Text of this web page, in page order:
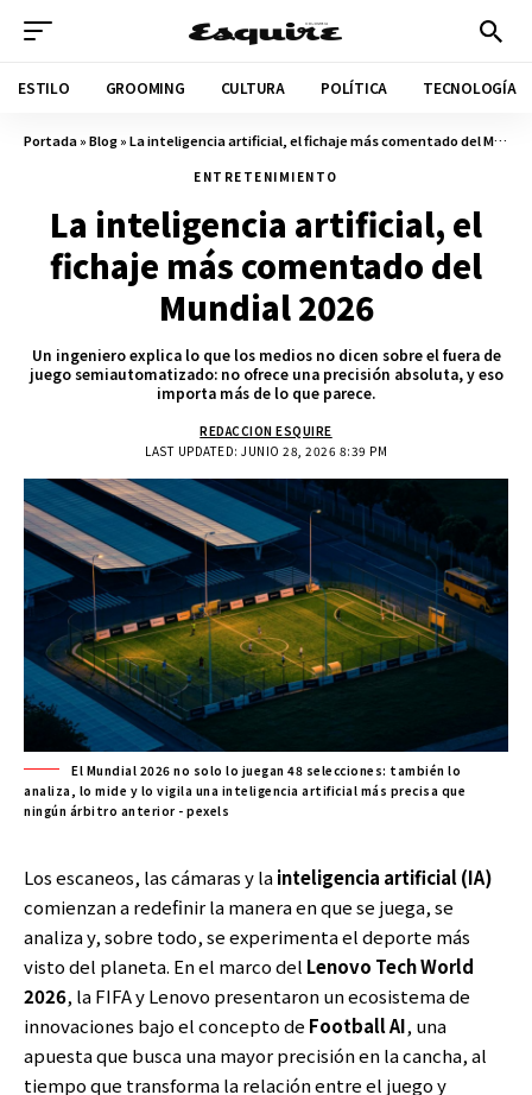
ESTILO GROOMING CULTURA POLÍTICA TECNOLOGÍA
Portada»Blog»La inteligencia artificial, el fichaje más comentado del Mundial 2026
ENTRETENIMIENTO
La inteligencia artificial, el
fichaje más comentado del
Mundial 2026
Un ingeniero explica lo que los medios no dicen sobre el fuera de
juego semiautomatizado: no ofrece una precisión absoluta, y eso
importa más de lo que parece.
LAST UPDATED: JUNIO 28, 2026 8:39 PM
REDACCION ESQUIRE
El Mundial 2026 no solo lo juegan 48 selecciones: también lo
analiza, lo mide y lo vigila una inteligencia artificial más precisa que
ningún árbitro anterior - pexels
Los escaneos, las cámaras y lainteligencia artificial (IA)
comienzan a redefinir la manera en que se juega, se
analiza y, sobre todo, se experimenta el deporte más
visto del planeta. En el marco del Lenovo Tech World
2026, la FIFA y Lenovo presentaron un ecosistema de
innovaciones bajo el concepto de Football AI, una
apuesta que busca una mayor precisión en la cancha, al
tiempo que transforma la relación entre el juego y